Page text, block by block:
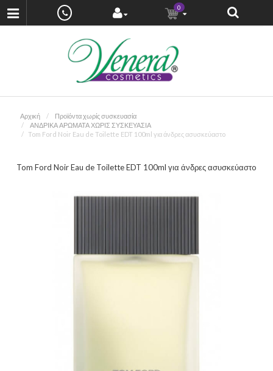
0
Αρχική
Προϊόντα χωρίς συσκευασία
ΑΝΔΡΙΚΑ ΑΡΩΜΑΤΑ ΧΩΡΙΣ ΣΥΣΚΕΥΑΣΙΑ
Tom Ford Noir Eau de Toilette EDT 100ml για άνδρες ασυσκεύαστo
Tom Ford Noir Eau de Toilette EDT 100ml για άνδρες ασυσκεύαστo